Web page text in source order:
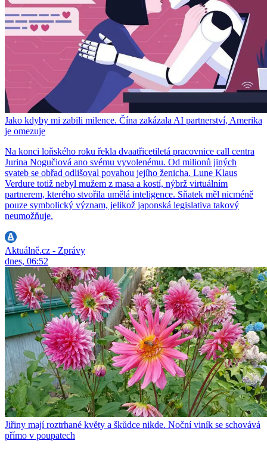
Jako kdyby mi zabili milence. Čína zakázala AI partnerství, Amerika
je omezuje
Na konci loňského roku řekla dvaatřicetiletá pracovnice call centra
Jurina Nogučiová ano svému vyvolenému. Od milionů jiných
svateb se obřad odlišoval povahou jejího ženicha. Lune Klaus
Verdure totiž nebyl mužem z masa a kostí, nýbrž virtuálním
partnerem, kterého stvořila umělá inteligence. Sňatek měl nicméně
pouze symbolický význam, jelikož japonská legislativa takový
neumožňuje.
Aktuálně.cz - Zprávy
dnes, 06:52
Jiřiny mají roztrhané květy a škůdce nikde. Noční viník se schovává
přímo v poupatech